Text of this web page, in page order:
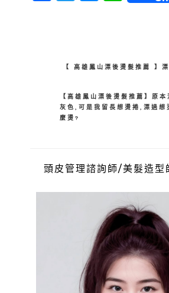
【 高雄鳳山漂後燙髮推薦 】
【高雄鳳山漂後燙髮推薦】原本
灰色,可是我留長想燙捲,漂過想
麼燙?
頭皮管理諮詢師/美髮造型